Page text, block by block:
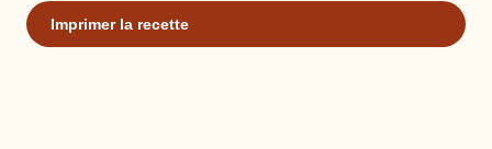
Imprimer la recette